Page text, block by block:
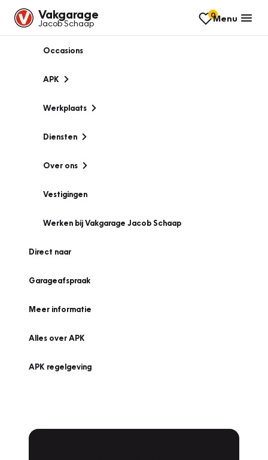
Vakgarage
Jacob Schaap
0Menu
Occasions
APK
Werkplaats
Diensten
Over ons
Vestigingen
Werken bij Vakgarage Jacob Schaap
Direct naar
Garageafspraak
Meer informatie
Alles over APK
APK regelgeving